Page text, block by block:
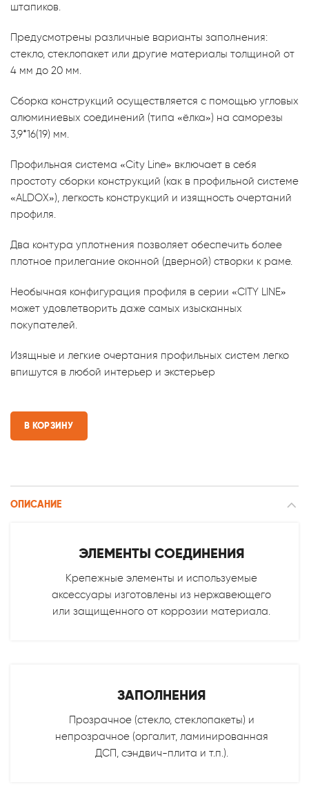
штапиков.
Предусмотрены различные варианты заполнения:
стекло, стеклопакет или другие материалы толщиной от
4 мм до 20 мм.
Сборка конструкций осуществляется с помощью угловых
алюминиевых соединений (типа «ёлка») на саморезы
3,9*16(19) мм.
Профильная система «City Line» включает в себя
простоту сборки конструкций (как в профильной системе
«ALDOX»), легкость конструкций и изящность очертаний
профиля.
Два контура уплотнения позволяет обеспечить более
плотное прилегание оконной (дверной) створки к раме.
Необычная конфигурация профиля в серии «CITY LINE»
может удовлетворить даже самых изысканных
покупателей.
Изящные и легкие очертания профильных систем легко
впишутся в любой интерьер и экстерьер
В КОРЗИНУ
ОПИСАНИЕ
ЭЛЕМЕНТЫ СОЕДИНЕНИЯ
Крепежные элементы и используемые
аксессуары изготовлены из нержавеющего
или защищенного от коррозии материала.
ЗАПОЛНЕНИЯ
Прозрачное (стекло, стеклопакеты) и
непрозрачное (оргалит, ламинированная
ДСП, сэндвич-плита и т.п.).